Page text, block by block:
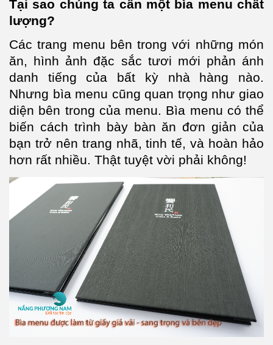
Tại sao chúng ta cần một bìa menu chất
lượng?
Các trang menu bên trong với những món
ăn, hình ảnh đặc sắc tươi mới phản ánh
danh tiếng của bất kỳ nhà hàng nào.
Nhưng bìa menu cũng quan trọng như giao
diện bên trong của menu. Bìa menu có thể
biến cách trình bày bàn ăn đơn giản của
bạn trở nên trang nhã, tinh tế, và hoàn hảo
hơn rất nhiều. Thật tuyệt vời phải không!